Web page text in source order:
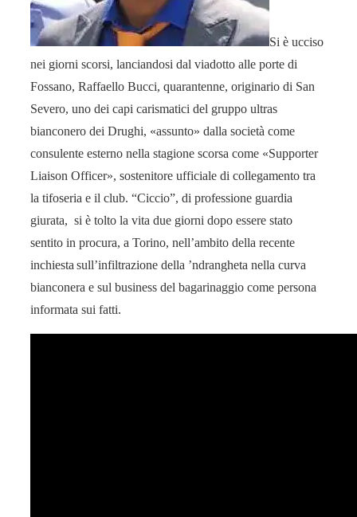
Si è ucciso
nei giorni scorsi, lanciandosi dal viadotto alle porte di
Fossano, Raffaello Bucci, quarantenne, originario di San
Severo, uno dei capi carismatici del gruppo ultras
bianconero dei Drughi, «assunto» dalla società come
consulente esterno nella stagione scorsa come «Supporter
Liaison Officer», sostenitore ufficiale di collegamento tra
la tifoseria e il club. “Ciccio”, di professione guardia
giurata, si è tolto la vita due giorni dopo essere stato
sentito in procura, a Torino, nell’ambito della recente
inchiesta sull’infiltrazione della ’ndrangheta nella curva
bianconera e sul business del bagarinaggio come persona
informata sui fatti.